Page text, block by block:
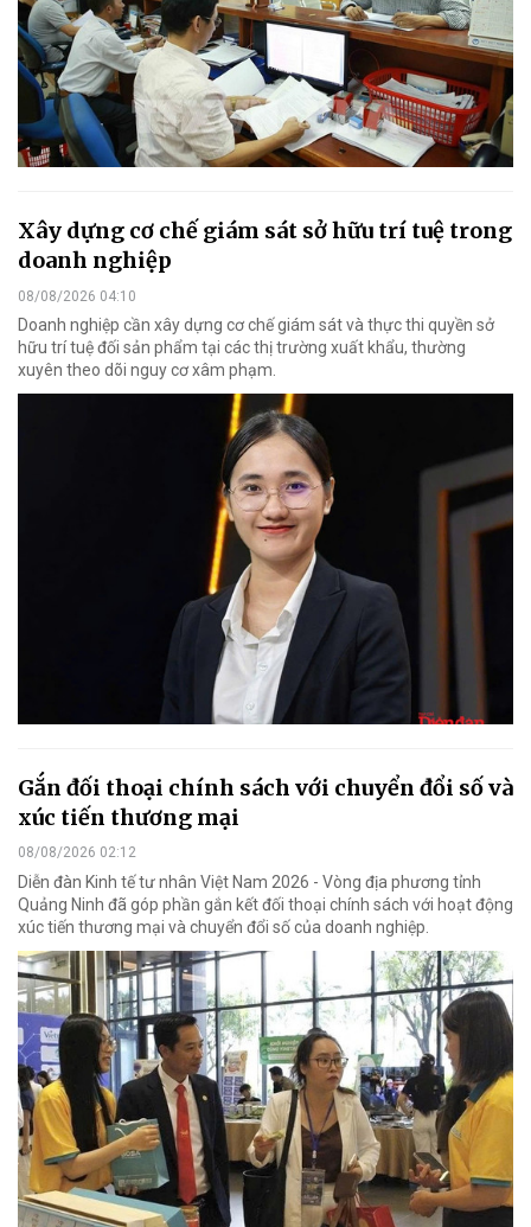
Xây dựng cơ chế giám sát sở hữu trí tuệ trong
doanh nghiệp
08/08/2026 04:10
Doanh nghiệp cần xây dựng cơ chế giám sát và thực thi quyền sở
hữu trí tuệ đối sản phẩm tại các thị trường xuất khẩu, thường
xuyên theo dõi nguy cơ xâm phạm.
Gắn đối thoại chính sách với chuyển đổi số và
xúc tiến thương mại
08/08/2026 02:12
Diễn đàn Kinh tế tư nhân Việt Nam 2026 - Vòng địa phương tỉnh
Quảng Ninh đã góp phần gắn kết đối thoại chính sách với hoạt động
xúc tiến thương mại và chuyển đổi số của doanh nghiệp.